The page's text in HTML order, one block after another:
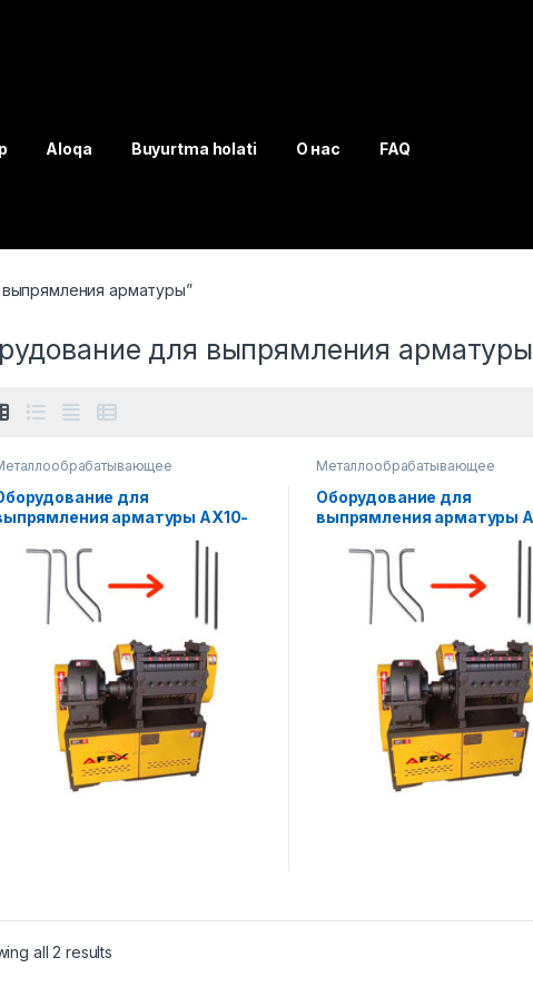
Aloqa Buyurtma holati О нас FAQ
арматуры”
для выпрямления арматуры
оборудование
для
арматуры AX10-
Металлообрабатывающее
оборудование
Оборудование для
выпрямления арматуры
all 2 results